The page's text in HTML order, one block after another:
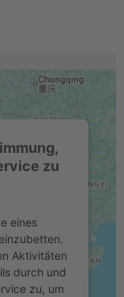
zu
eines
Aktivitäten
durch und
zu, um